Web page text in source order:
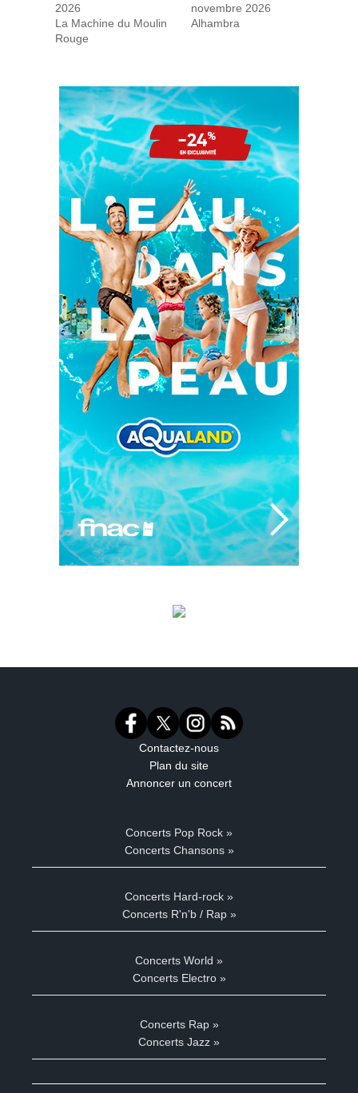
2026
La Machine du Moulin
Rouge
novembre 2026
Alhambra
Contactez-nous
Plan du site
Annoncer un concert
Concerts Pop Rock »
Concerts Chansons »
Concerts Hard-rock »
Concerts R'n'b / Rap »
Concerts World »
Concerts Electro »
Concerts Rap »
Concerts Jazz »